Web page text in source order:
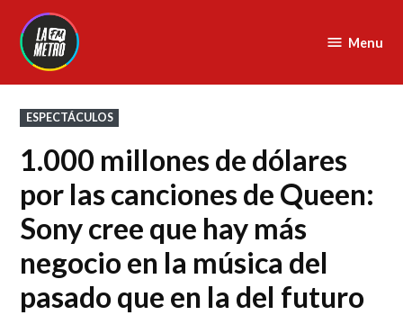
content
Menu
POSTED
IN
ESPECTÁCULOS
1.000 millones de dólares
por las canciones de Queen:
Sony cree que hay más
negocio en la música del
pasado que en la del futuro